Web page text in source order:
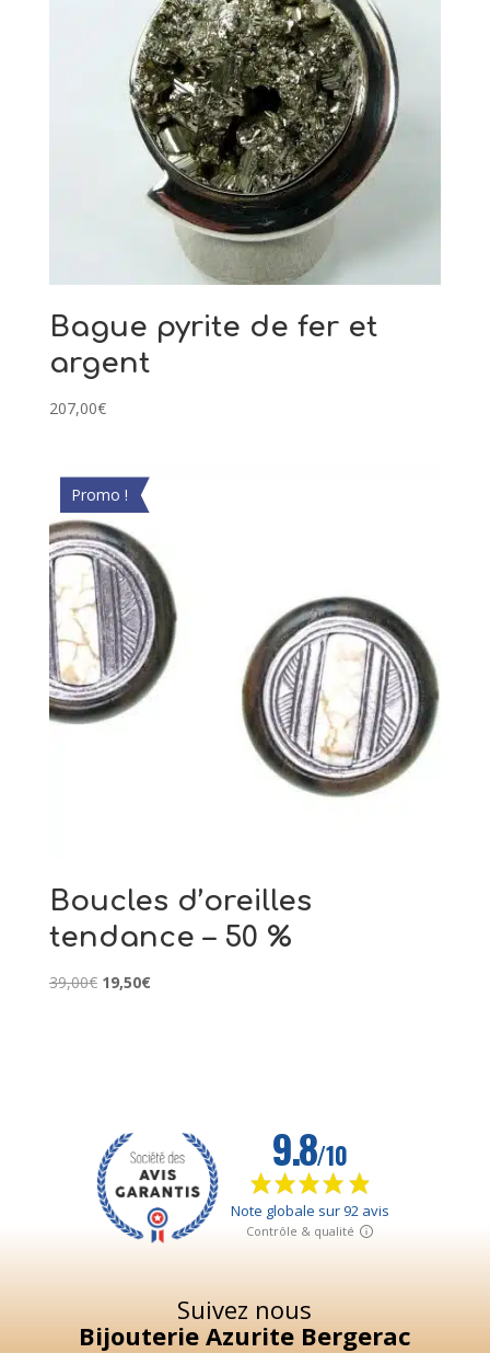
Bague pyrite de fer et
argent
207,00€
Promo !
Boucles d’oreilles
tendance – 50 %
39,00€ Le
19,50€Le
Suivez nous
Bijouterie Azurite Bergerac